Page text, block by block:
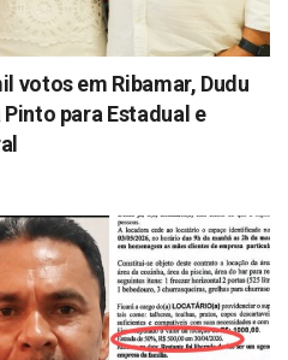
votos em Ribamar, Dudu
para Estadual e